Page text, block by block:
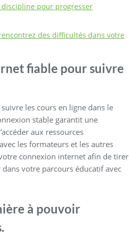
pour progresser
des difficultés dans votre
fiable pour suivre
les cours en ligne dans le
stable garantit une
aux ressources
les formateurs et les autres
connexion internet afin de tirer
votre parcours éducatif avec
à pouvoir